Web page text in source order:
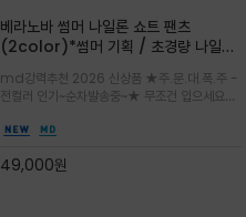
베라노바 썸머 나일론 쇼트 팬츠
(2color)*썸머 기획 / 초경량 나일론
가벼운 아이템 / 여행 / 일상 / 운동 모
두 가능한 아이템
md강력추천 2026 신상품 ★주.문.대.폭.주 -
전컬러 인기~순차발송중~★ 무조건 입으세요~~
입니다^^가볍고 드라이한 터치감의 나일론 소
룩, 모임룩, 데일리룩까지 다양하게
49,000원